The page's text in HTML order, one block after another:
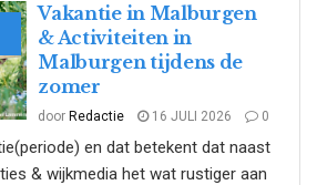
Vakantie in Malburgen
& Activiteiten in
Malburgen tijdens de
zomer
door Redactie 16 JULI 2026 0
en dat betekent dat naast
& wijkmedia het wat rustiger aan